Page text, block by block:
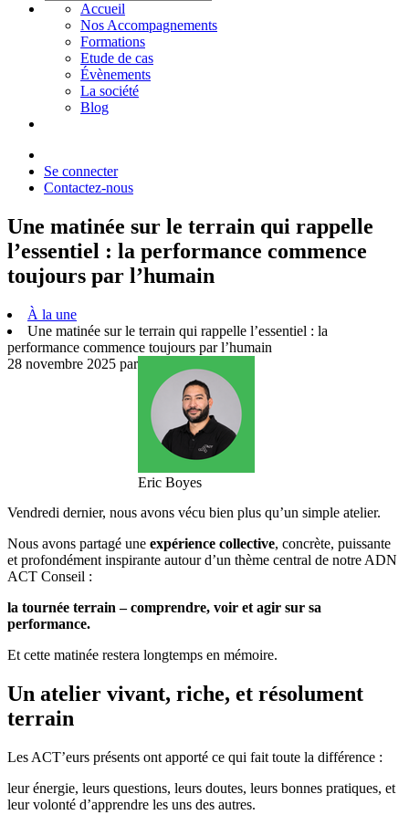
Accueil
Nos Accompagnements
Formations
Etude de cas
Évènements
La société
Blog
Se connecter
Contactez-nous
Une matinée sur le terrain qui rappelle
l’essentiel : la performance commence
toujours par l’humain
À la une
Une matinée sur le terrain qui rappelle l’essentiel : la
performance commence toujours par l’humain
28 novembre 2025 par
Eric Boyes
Vendredi dernier, nous avons vécu bien plus qu’un simple atelier.
Nous avons partagé une expérience collective, concrète, puissante
et profondément inspirante autour d’un thème central de notre ADN
ACT Conseil :
la tournée terrain – comprendre, voir et agir sur sa
performance.
Et cette matinée restera longtemps en mémoire.
Un atelier vivant, riche, et résolument
terrain
Les ACT’eurs présents ont apporté ce qui fait toute la différence :
leur énergie, leurs questions, leurs doutes, leurs bonnes pratiques, et
leur volonté d’apprendre les uns des autres.